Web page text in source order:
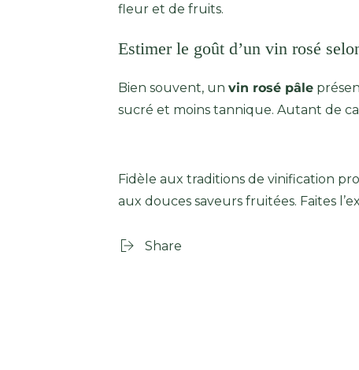
fleur et de fruits.
Estimer le goût d’un vin rosé
Bien souvent, un vin rosé pâle
sucré et moins tannique. Autant de
Fidèle aux traditions de vinification
aux douces saveurs fruitées. Faites
Share